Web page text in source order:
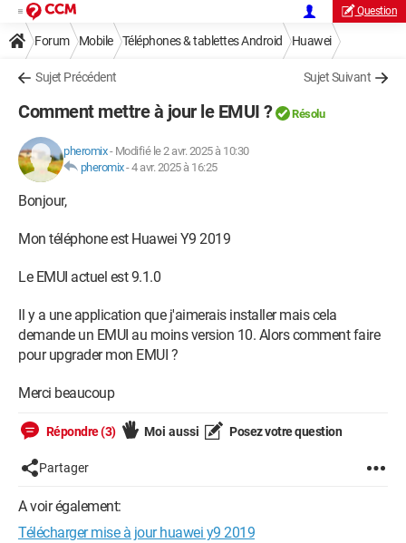
Question
Forum Mobile Téléphones & tablettes Android Huawei
Sujet Précédent Sujet Suivant
Comment mettre à jour le EMUI ? Résolu
pheromix- Modifié le 2 avr. 2025 à 10:30
pheromix-4 avr. 2025 à 16:25
Bonjour,
Mon téléphone est Huawei Y9 2019
Le EMUI actuel est 9.1.0
Il y a une application que j'aimerais installer mais cela
demande un EMUI au moins version 10. Alors comment faire
pour upgrader mon EMUI ?
Merci beaucoup
Répondre (3) Moi aussi Posez votre question
Partager
A voir également:
Télécharger mise à jour huawei y9 2019